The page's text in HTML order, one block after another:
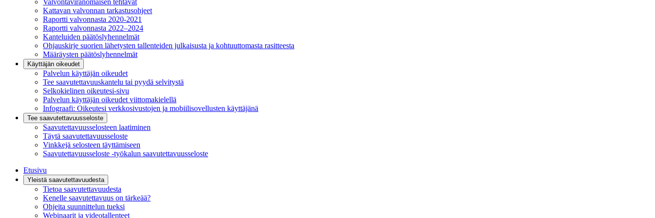
Valvontaviranomaisen tehtävät
Kattavan valvonnan tarkastusohjeet
Raportti valvonnasta 2020-2021
Raportti valvonnasta 2022–2024
Kanteluiden päätöslyhennelmät
Ohjauskirje suorien lähetysten tallenteiden julkaisusta ja kohtuuttomasta rasitteesta
Määräysten päätöslyhennelmät
Käyttäjän oikeudet
Palvelun käyttäjän oikeudet
Tee saavutettavuuskantelu tai pyydä selvitystä
Selkokielinen oikeutesi-sivu
Palvelun käyttäjän oikeudet viittomakielellä
Infograafi: Oikeutesi verkkosivustojen ja mobiilisovellusten käyttäjänä
Tee saavutettavuusseloste
Saavutettavuus­selosteen laatiminen
Täytä saavutettavuusseloste
Vinkkejä selosteen täyttämiseen
Saavutettavuusseloste -työkalun saavutettavuusseloste
Etusivu
Yleistä saavutettavuudesta
Tietoa saavutettavuudesta
Kenelle saavutettavuus on tärkeää?
Ohjeita suunnittelun tueksi
Webinaarit ja videotallenteet